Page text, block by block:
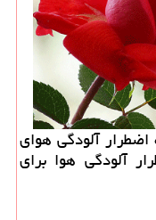
آلودگی هوای
آلودگی هوا برای